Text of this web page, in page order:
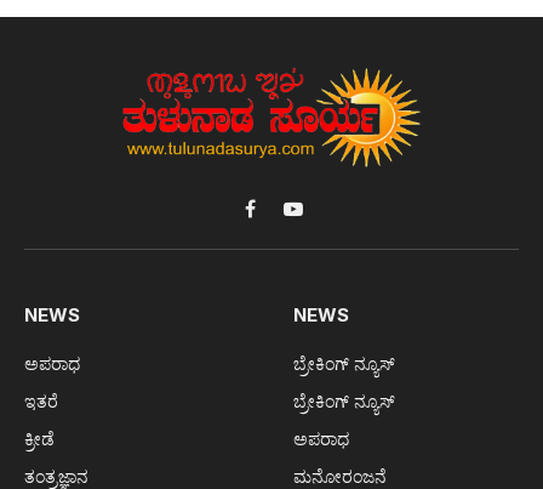
FacebookYouTube
NEWS
ಅಪರಾಧ
ಇತರೆ
ಕ್ರೀಡೆ
ತಂತ್ರಜ್ಞಾನ
NEWS
ಬ್ರೇಕಿಂಗ್ ನ್ಯೂಸ್
ಬ್ರೇಕಿಂಗ್ ನ್ಯೂಸ್
ಅಪರಾಧ
ಮನೋರಂಜನೆ